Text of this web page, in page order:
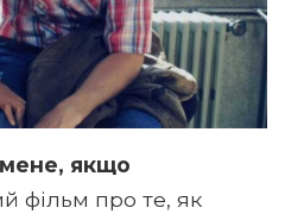
якщо
фільм про те, як